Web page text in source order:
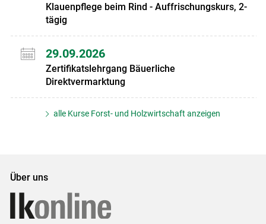
Klauenpflege beim Rind - Auffrischungskurs, 2-
tägig
29.09.2026
Zertifikatslehrgang Bäuerliche
Direktvermarktung
alle Kurse Forst- und Holzwirtschaft anzeigen
Über uns